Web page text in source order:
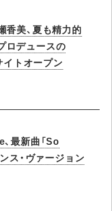
香美、夏も精力的
デュースの
イトオープン
最新曲「So
ス・ヴァージョン